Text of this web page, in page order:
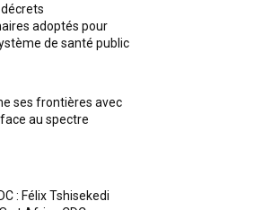
décrets
adoptés pour
de santé public
ses frontières avec
au spectre
: Félix Tshisekedi